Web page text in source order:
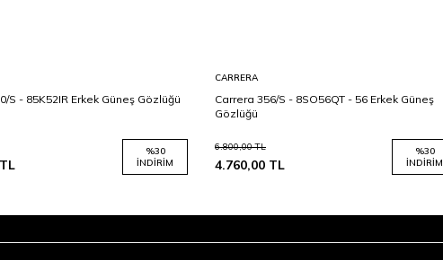
S - 85K52IR Erkek Güneş Gözlüğü
TL
%30
İNDIRIM
CARRERA
Carrera 356/S - 8SO56QT - 56 Erkek Güneş
Gözlüğü
6.800,00TL
4.760,00 TL
%30
İNDIRIM